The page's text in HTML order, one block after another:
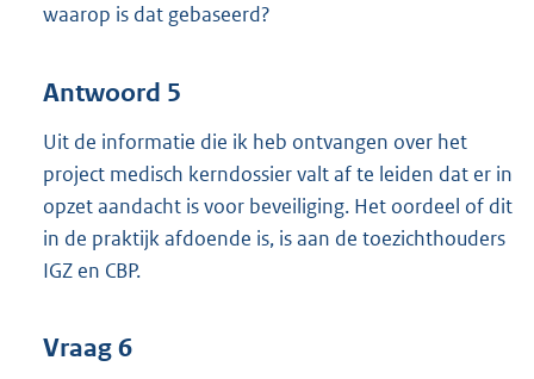
waarop is dat gebaseerd?
Antwoord 5
Uit de informatie die ik heb ontvangen over het
project medisch kerndossier valt af te leiden dat er in
opzet aandacht is voor beveiliging. Het oordeel of dit
in de praktijk afdoende is, is aan de toezichthouders
IGZ en CBP.
Vraag 6